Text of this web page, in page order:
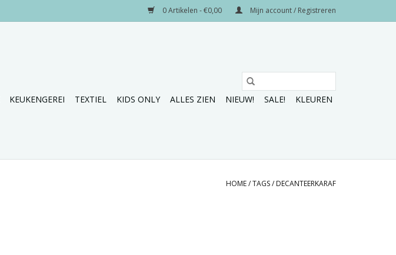
0 Artikelen - €0,00 Mijn account / Registreren
KEUKENGEREI TEXTIEL KIDS ONLY ALLES ZIEN NIEUW! SALE! KLEUREN
HOME/TAGS/ DECANTEERKARAF